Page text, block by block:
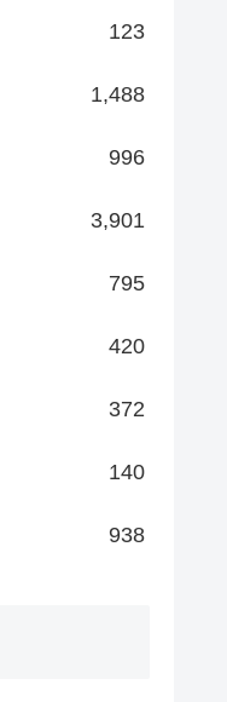
123
1,488
996
3,901
795
420
372
140
938